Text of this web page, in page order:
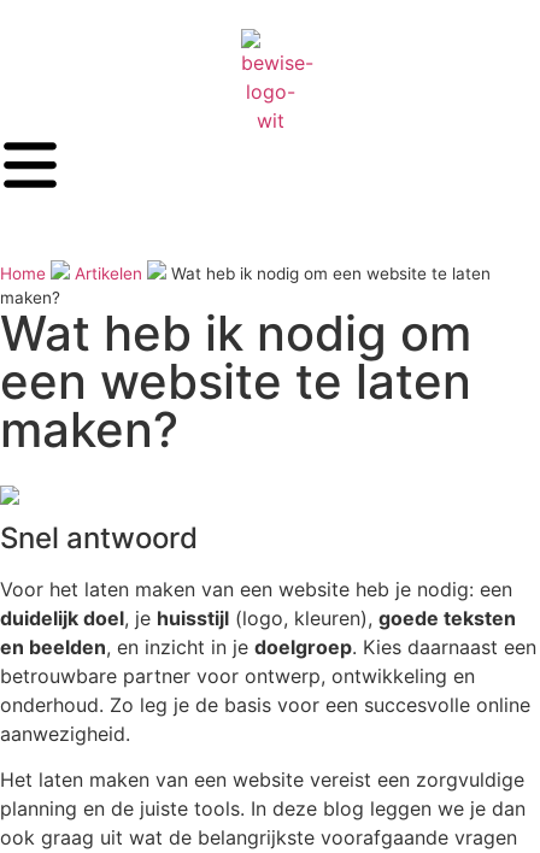
Home Artikelen
Wat heb ik nodig om een website te laten
maken?
Wat heb ik nodig om
een website te laten
maken?
Snel antwoord
Voor het laten maken van een website heb je nodig: een
duidelijk doel, je huisstijl (logo, kleuren), goede teksten
en beelden, en inzicht in je doelgroep. Kies daarnaast een
betrouwbare partner voor ontwerp, ontwikkeling en
onderhoud. Zo leg je de basis voor een succesvolle online
aanwezigheid.
Het laten maken van een website vereist een zorgvuldige
planning en de juiste tools. In deze blog leggen we je dan
ook graag uit wat de belangrijkste voorafgaande vragen